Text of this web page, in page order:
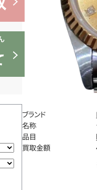
ブランド
名称
品目
買取金額